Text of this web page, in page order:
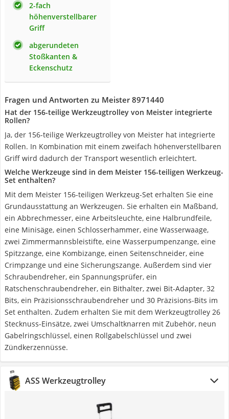
2-fach
höhenverstellbarer
Griff
abgerundeten
Stoßkanten &
Eckenschutz
Fragen und Antworten zu Meister 8971440
Hat der 156-teilige Werkzeugtrolley von Meister integrierte
Rollen?
Ja, der 156-teilige Werkzeugtrolley von Meister hat integrierte
Rollen. In Kombination mit einem zweifach höhenverstellbaren
Griff wird dadurch der Transport wesentlich erleichtert.
Welche Werkzeuge sind in dem Meister 156-teiligen Werkzeug-
Set enthalten?
Mit dem Meister 156-teiligen Werkzeug-Set erhalten Sie eine
Grundausstattung an Werkzeugen. Sie erhalten ein Maßband,
ein Abbrechmesser, eine Arbeitsleuchte, eine Halbrundfeile,
eine Minisäge, einen Schlosserhammer, eine Wasserwaage,
zwei Zimmermannsbleistifte, eine Wasserpumpenzange, eine
Spitzzange, eine Kombizange, einen Seitenschneider, eine
Crimpzange und eine Sicherungszange. Außerdem sind vier
Schraubendreher, ein Spannungsprüfer, ein
Ratschenschraubendreher, ein Bithalter, zwei Bit-Adapter, 32
Bits, ein Präzisionsschraubendreher und 30 Präzisions-Bits im
Set enthalten. Zudem erhalten Sie mit dem Werkzeugtrolley 26
Stecknuss-Einsätze, zwei Umschaltknarren mit Zubehör, neun
Gabelringschlüssel, einen Rollgabelschlüssel und zwei
Zündkerzennüsse.
ASS Werkzeugtrolley